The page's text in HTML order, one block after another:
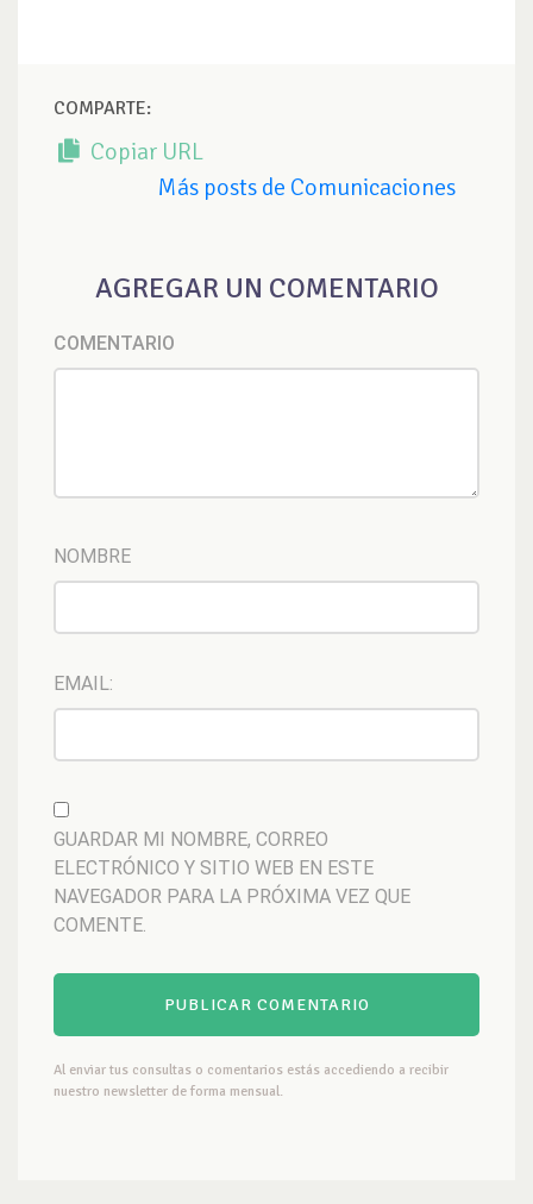
COMPARTE:
Copiar URL
Más posts de Comunicaciones
AGREGAR UN COMENTARIO
COMENTARIO
NOMBRE
EMAIL:
GUARDAR MI NOMBRE, CORREO
ELECTRÓNICO Y SITIO WEB EN ESTE
NAVEGADOR PARA LA PRÓXIMA VEZ QUE
COMENTE.
Al enviar tus consultas o comentarios estás accediendo a recibir
nuestro newsletter de forma mensual.